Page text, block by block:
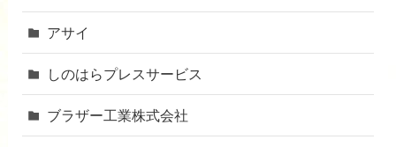
アサイ
しのはらプレスサービス
ブラザー工業株式会社